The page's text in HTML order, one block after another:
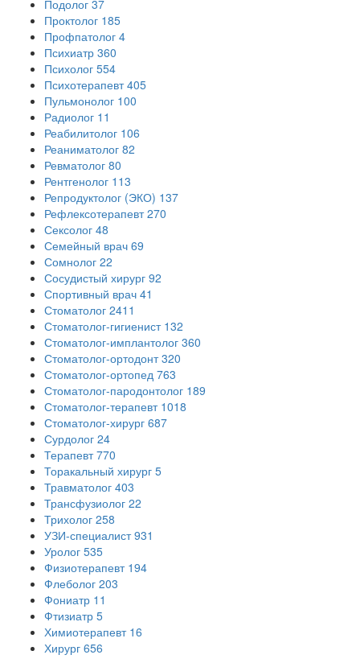
Подолог 37
Проктолог 185
Профпатолог 4
Психиатр 360
Психолог 554
Психотерапевт 405
Пульмонолог 100
Радиолог 11
Реабилитолог 106
Реаниматолог 82
Ревматолог 80
Рентгенолог 113
Репродуктолог (ЭКО) 137
Рефлексотерапевт 270
Сексолог 48
Семейный врач 69
Сомнолог 22
Сосудистый хирург 92
Спортивный врач 41
Стоматолог 2411
Стоматолог-гигиенист 132
Стоматолог-имплантолог 360
Стоматолог-ортодонт 320
Стоматолог-ортопед 763
Стоматолог-пародонтолог 189
Стоматолог-терапевт 1018
Стоматолог-хирург 687
Сурдолог 24
Терапевт 770
Торакальный хирург 5
Травматолог 403
Трансфузиолог 22
Трихолог 258
УЗИ-специалист 931
Уролог 535
Физиотерапевт 194
Флеболог 203
Фониатр 11
Фтизиатр 5
Химиотерапевт 16
Хирург 656